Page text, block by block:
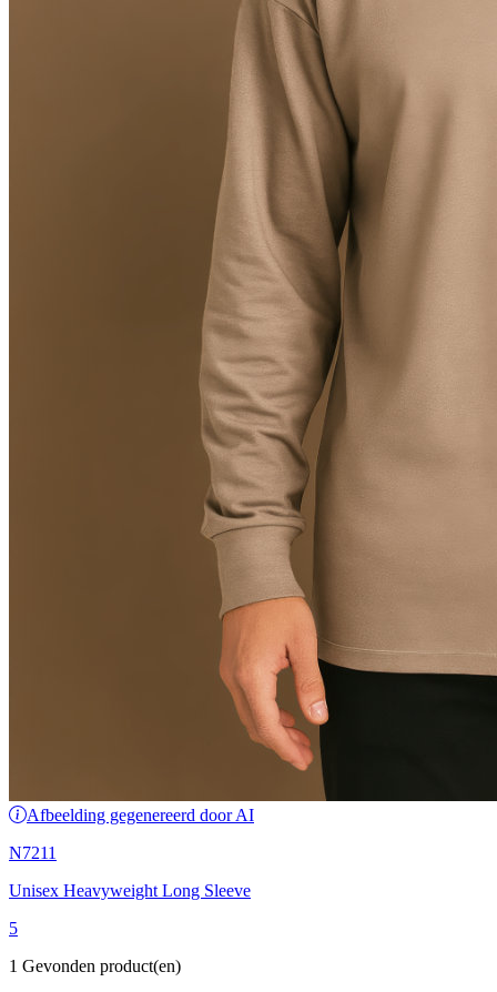
Afbeelding gegenereerd door AI
N7211
Unisex Heavyweight Long Sleeve
5
1 Gevonden product(en)